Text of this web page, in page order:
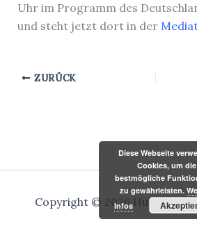
Uhr im Programm des
und steht jetzt dort in der
ZURÜCK
Copyright © 2026 Hugo-Ball-
Diese Webseite
Cookies, um die
bestmögliche
zu gewährleisten.
Infos